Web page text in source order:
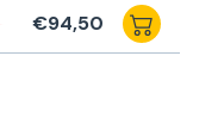
€94,50